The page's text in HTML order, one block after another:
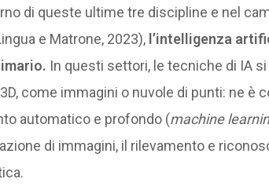
di queste ultime tre discipline e nel
e Matrone, 2023), l’intelligenza
In questi settori, le tecniche di IA
come immagini o nuvole di punti: ne è
automatico e profondo (machine
di immagini, il rilevamento e